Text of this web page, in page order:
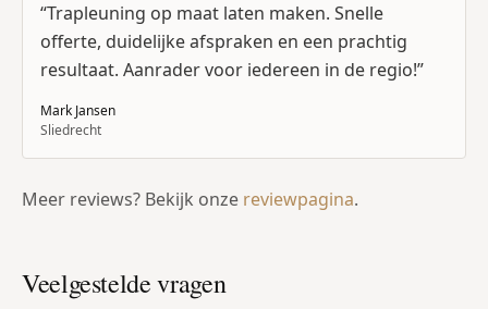
“Trapleuning op maat laten maken. Snelle
offerte, duidelijke afspraken en een prachtig
resultaat. Aanrader voor iedereen in de regio!”
Mark Jansen
Sliedrecht
Meer reviews? Bekijk onze reviewpagina.
Veelgestelde vragen